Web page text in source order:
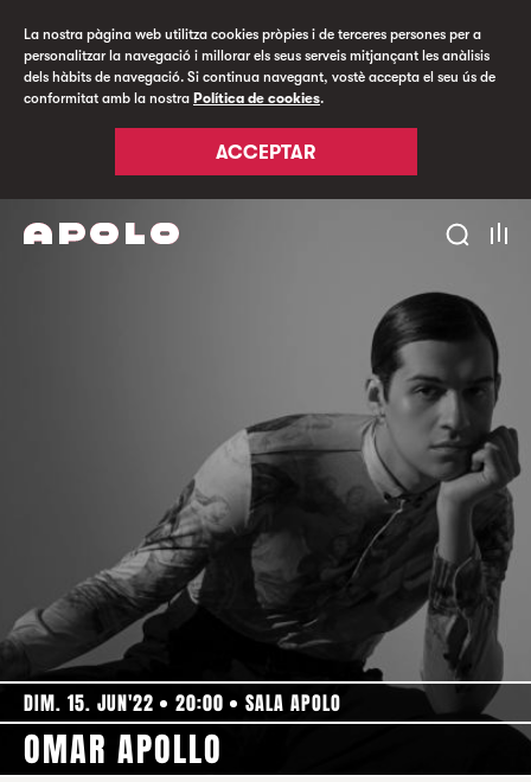
La nostra pàgina web utilitza cookies pròpies i de terceres persones per a
personalitzar la navegació i millorar els seus serveis mitjançant les anàlisis
dels hàbits de navegació. Si continua navegant, vostè accepta el seu ús de
conformitat amb la nostra Política de cookies.
ACCEPTAR
DIM. 15. JUN'22 20:00 SALA APOLO
OMAR APOLLO